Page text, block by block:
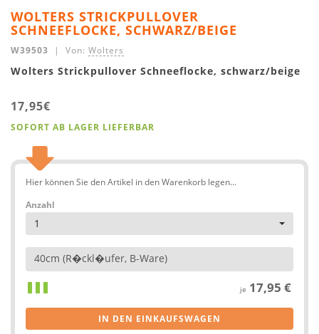
WOLTERS STRICKPULLOVER
SCHNEEFLOCKE, SCHWARZ/BEIGE
W39503 | Von: Wolters
Wolters Strickpullover Schneeflocke, schwarz/beige
17,95€
SOFORT AB LAGER LIEFERBAR
Hier können Sie den Artikel in den Warenkorb legen...
Anzahl
1
40cm (R�ckl�ufer, B-Ware)
je 17,95 €
IN DEN EINKAUFSWAGEN